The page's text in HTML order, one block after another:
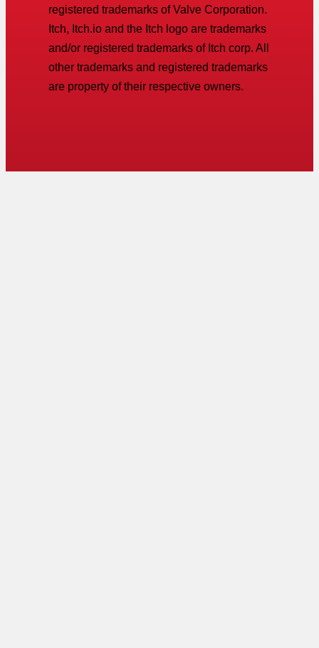
registered trademarks of Valve Corporation.
Itch, Itch.io and the Itch logo are trademarks
and/or registered trademarks of Itch corp. All
other trademarks and registered trademarks
are property of their respective owners.